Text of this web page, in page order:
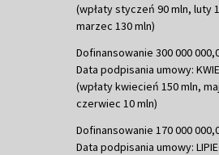
(wpłaty styczeń 90 mln, luty
marzec 130 mln)
Dofinansowanie 300 000
Data podpisania umowy:
(wpłaty kwiecień 150 mln,
czerwiec 10 mln)
Dofinansowanie 170 000
Data podpisania umowy: